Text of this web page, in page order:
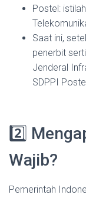
Postel:
Saat ini,
penerbit
Jenderal
SDPPI
2️⃣
Wajib?
Pemerintah